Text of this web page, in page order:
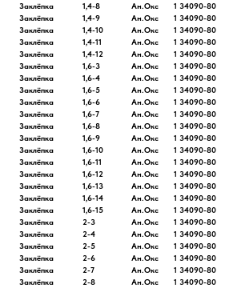
Заклёпка
1,4-8 Ан.Окс 1 34090-80
Заклёпка
1,4-9 Ан.Окс 1 34090-80
Заклёпка
1,4-10 Ан.Окс 1 34090-80
Заклёпка
1,4-11 Ан.Окс 1 34090-80
Заклёпка
1,4-12 Ан.Окс 1 34090-80
Заклёпка
1,6-3 Ан.Окс 1 34090-80
Заклёпка
1,6-4 Ан.Окс 1 34090-80
Заклёпка
1,6-5 Ан.Окс 1 34090-80
Заклёпка
1,6-6 Ан.Окс 1 34090-80
Заклёпка
1,6-7 Ан.Окс 1 34090-80
Заклёпка
1,6-8 Ан.Окс 1 34090-80
Заклёпка
1,6-9 Ан.Окс 1 34090-80
Заклёпка
1,6-10 Ан.Окс 1 34090-80
Заклёпка
1,6-11 Ан.Окс 1 34090-80
Заклёпка
1,6-12 Ан.Окс 1 34090-80
Заклёпка
1,6-13 Ан.Окс 1 34090-80
Заклёпка
1,6-14 Ан.Окс 1 34090-80
Заклёпка
1,6-15 Ан.Окс 1 34090-80
Заклёпка
2-3 Ан.Окс 1 34090-80
Заклёпка
2-4 Ан.Окс 1 34090-80
Заклёпка
2-5 Ан.Окс 1 34090-80
Заклёпка
2-6 Ан.Окс 1 34090-80
Заклёпка
2-7 Ан.Окс 1 34090-80
Заклёпка
2-8 Ан.Окс 1 34090-80